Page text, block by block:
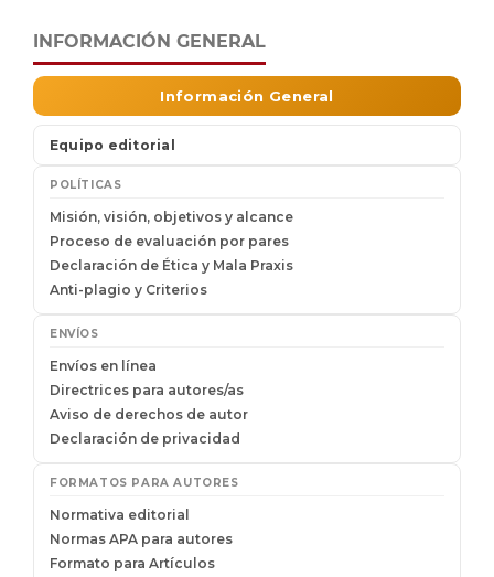
INFORMACIÓN GENERAL